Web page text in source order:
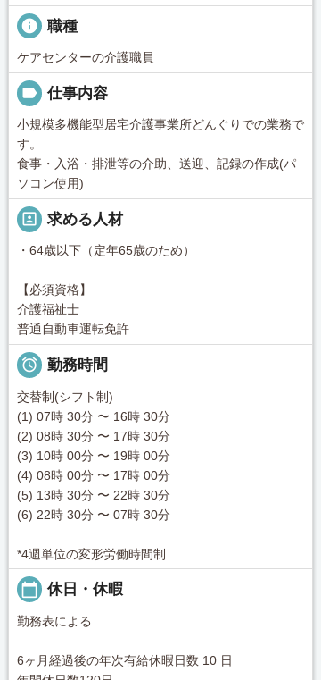
info 職種
ケアセンターの介護職員
label 仕事内容
小規模多機能型居宅介護事業所どんぐりでの業務で
す。
食事・入浴・排泄等の介助、送迎、記録の作成(パ
ソコン使用)
portrait 求める人材
・64歳以下（定年65歳のため）
【必須資格】
介護福祉士
普通自動車運転免許
 勤務時間
交替制(シフト制)
(1) 07時 30分 〜 16時 30分
(2) 08時 30分 〜 17時 30分
(3) 10時 00分 〜 19時 00分
(4) 08時 00分 〜 17時 00分
(5) 13時 30分 〜 22時 30分
(6) 22時 30分 〜 07時 30分
*4週単位の変形労働時間制
calendar_today 休日・休暇
勤務表による
6ヶ月経過後の年次有給休暇日数 10 日